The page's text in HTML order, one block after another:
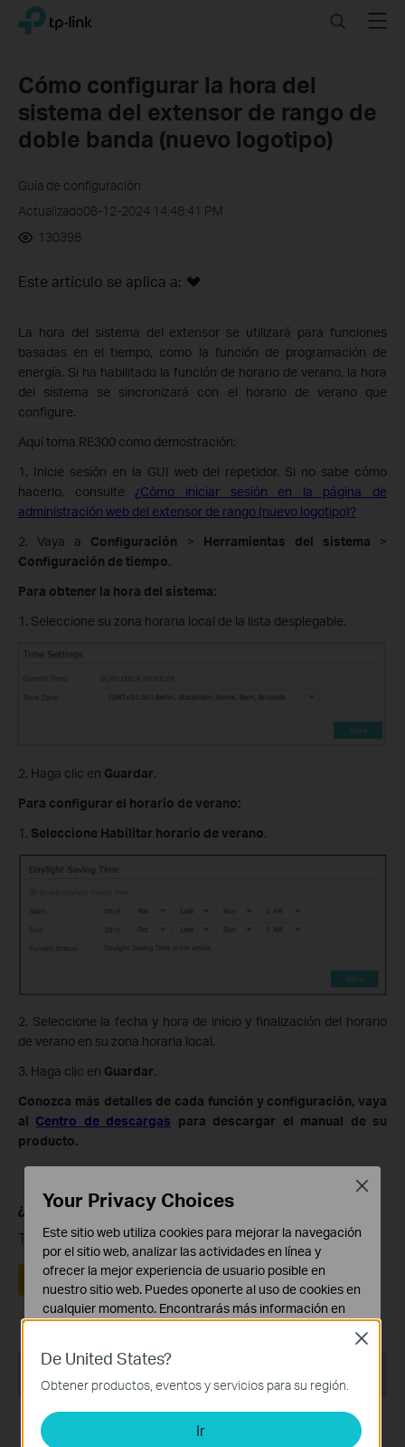
Click
navigation
TP-Link, Reliably Smart SearchMenu
Cómo configurar la hora del
sistema del extensor de rango de
doble banda (nuevo logotipo)
Guía de configuración
Actualizado08-12-2024 14:48:41 PM
130398
Este artículo se aplica a:
La hora del sistema del extensor se utilizará para funciones
basadas en el tiempo, como la función de programación de
energía. Si ha habilitado la función de horario de verano, la hora
del sistema se sincronizará con el horario de verano que
configure.
Aquí toma RE300 como demostración:
1. Inicie sesión en la GUI web del repetidor. Si no sabe cómo
hacerlo, consulte ¿Cómo iniciar sesión en la página de
administración web del extensor de rango (nuevo logotipo)?
2. Vaya a Configuración > Herramientas del sistema >
Configuración de tiempo.
Para obtener la hora del sistema:
1. Seleccione su zona horaria local de la lista desplegable.
2. Haga clic en Guardar.
Para configurar el horario de verano:
1. Seleccione Habilitar horario de verano.
2. Seleccione la fecha y hora de inicio y finalización del horario
de verano en su zona horaria local.
3. Haga clic en Guardar.
Conozca más detalles de cada función y configuración, vaya
al Centro de descargas para descargar el manual de su
producto.
¿Es útil este artículo?
Tus comentarios nos ayudan a mejorar esta web.
Sí No
Productos recomendados
TOP VENTAS
De United States?
Obtener productos, eventos y servicios para su región.
Ir
Close
Your Privacy Choices
Este sitio web utiliza cookies para mejorar la navegación
por el sitio web, analizar las actividades en línea y
ofrecer la mejor experiencia de usuario posible en
nuestro sitio web. Puedes oponerte al uso de cookies en
cualquier momento. Encontrarás más información en
Cookies Básicas
Estas cookies son necesarias para el funcionamiento
del sitio web y no pueden desactivarse en tu sistema.
Cookies de Análisis y de Marketing
Close